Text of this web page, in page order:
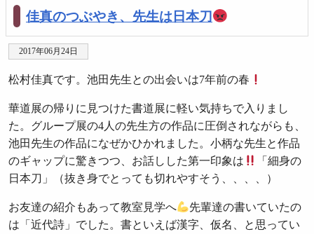
佳真のつぶやき、先生は日本刀
2017年06月24日
松村佳真です。池田先生との出会いは7年前の春
華道展の帰りに見つけた書道展に軽い気持ちで入りまし
た。グループ展の4人の先生方の作品に圧倒されながらも、
池田先生の作品になぜかひかれました。小柄な先生と作品
のギャップに驚きつつ、お話しした第一印象は
「細身の
日本刀」（抜き身でとっても切れやすそう、、、、）
お友達の紹介もあって教室見学へ
先輩達の書いていたの
は「近代詩」でした。書といえば漢字、仮名、と思ってい